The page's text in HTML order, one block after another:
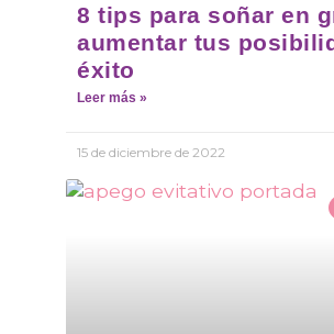
8 tips para soñar en
aumentar tus
éxito
Leer más »
15 de diciembre de 2022